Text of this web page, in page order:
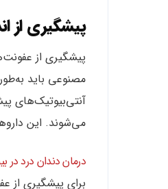
پیشگیری از
پیشگیری از
مصنوعی باید
آنتی‌بیوتیک‌های
می‌شوند. این
درمان دندان درد در